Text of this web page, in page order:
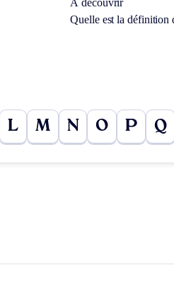
À découvrir
Quelle est la définition
L M N O P Q